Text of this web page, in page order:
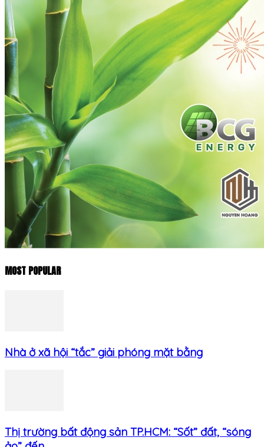
MOST POPULAR
Nhà ở xã hội “tắc” giải phóng mặt bằng
Thị trường bất động sản TP.HCM: “Sốt” đất, “sóng